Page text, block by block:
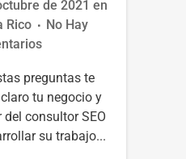
de 2021 en
Rico
No Hay
preguntas te
tu negocio y
consultor SEO
su trabajo...